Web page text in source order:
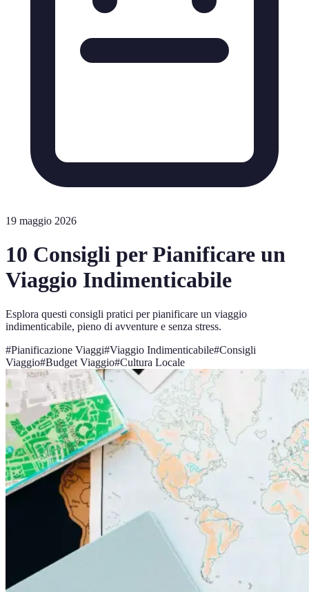
19 maggio 2026
10 Consigli per Pianificare un
Viaggio Indimenticabile
Esplora questi consigli pratici per pianificare un viaggio
indimenticabile, pieno di avventure e senza stress.
#Pianificazione Viaggi#Viaggio Indimenticabile#Consigli
Viaggio#Budget Viaggio#Cultura Locale